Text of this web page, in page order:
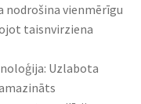
vienmērīgu
taisnvirziena
Uzlabota